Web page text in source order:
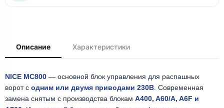
Описание Характеристики
NICE MC800 — основной блок управления для распашных
ворот с одним или двумя приводами 230В . Современная
замена снятым с производства блокам A400, A60/A, A6F и